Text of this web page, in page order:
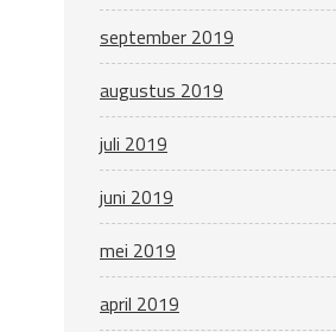
september 2019
augustus 2019
juli 2019
juni 2019
mei 2019
april 2019